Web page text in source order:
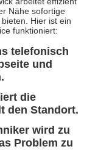
Nähe sofortige
Hier ist ein
funktioniert:
telefonisch
und
die
den Standort.
wird zu
Problem zu